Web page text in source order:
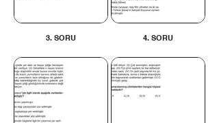
3. SORU 4. SORU